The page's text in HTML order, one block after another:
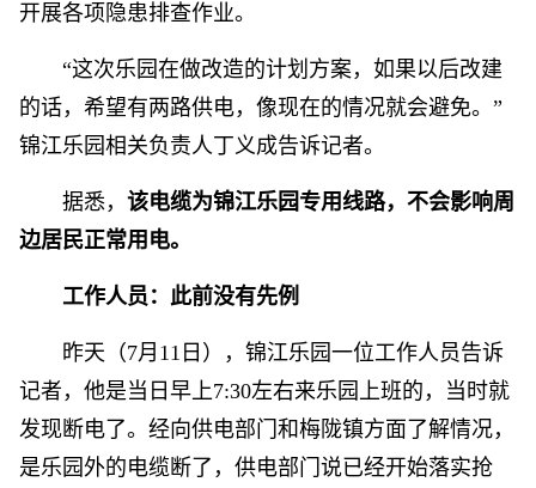
开展各项隐患排查作业。
“这次乐园在做改造的计划方案，如果以后改建
的话，希望有两路供电，像现在的情况就会避免。”
锦江乐园相关负责人丁义成告诉记者。
据悉， 该电缆为锦江乐园专用线路，不会影响周
边居民正常用电。
工作人员：此前没有先例
昨天（7月11日），锦江乐园一位工作人员告诉
记者，他是当日早上7:30左右来乐园上班的，当时就
发现断电了。经向供电部门和梅陇镇方面了解情况，
是乐园外的电缆断了，供电部门说已经开始落实抢